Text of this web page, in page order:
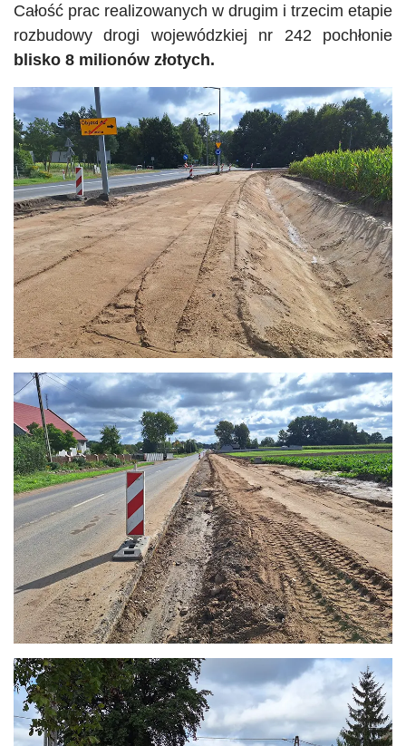
Całość prac realizowanych w drugim i trzecim etapie
rozbudowy drogi wojewódzkiej nr 242 pochłonie
blisko 8 milionów złotych.